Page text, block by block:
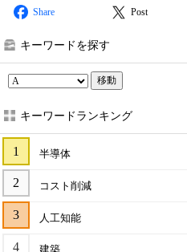
Share Post
キーワードを探す
移動
キーワードランキング
半導体
コスト削減
人工知能
建築